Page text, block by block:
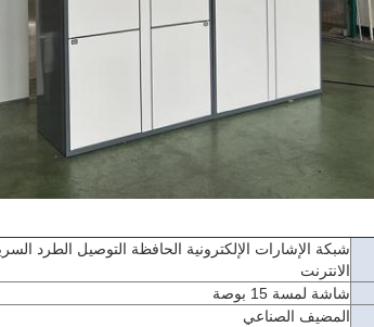
شبكة الإشارات الإلكترونية الحافظة التوصيل الطرد
الانترنت
شاشة لمسة 15 بوصة
المضيف الصناعي